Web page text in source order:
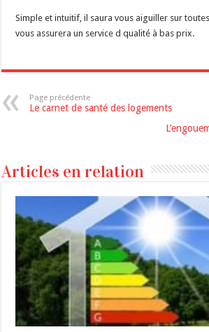
Simple et intuitif, il saura vous aiguiller sur
vous assurera un service d qualité à bas prix.
Page précédente
Le carnet de santé des logements
Articles en relation